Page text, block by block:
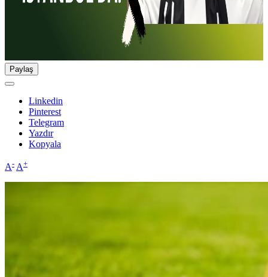
Paylaş
Linkedin
Pinterest
Telegram
Yazdır
Kopyala
A- A+